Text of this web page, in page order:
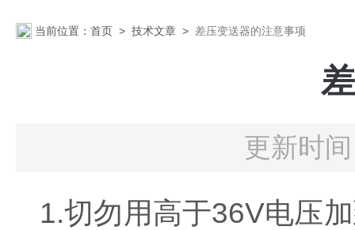
当前位置： 首页 > 技术文章 > 差压变送器的注意事项
更新时
1.切勿用高于36V电压